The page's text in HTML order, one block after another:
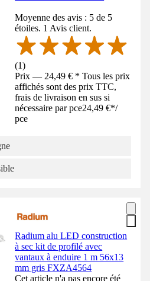
Moyenne des avis : 5 de 5
étoiles. 1 Avis client.
(1)
Prix — 24,49 € * Tous les prix
affichés sont des prix TTC,
frais de livraison en sus si
nécessaire par pce24,49 €*/
pce
Radium alu LED construction
à sec kit de profilé avec
vantaux à enduire 1 m 56x13
mm gris FXZA4564
Cet article n'a pas encore été